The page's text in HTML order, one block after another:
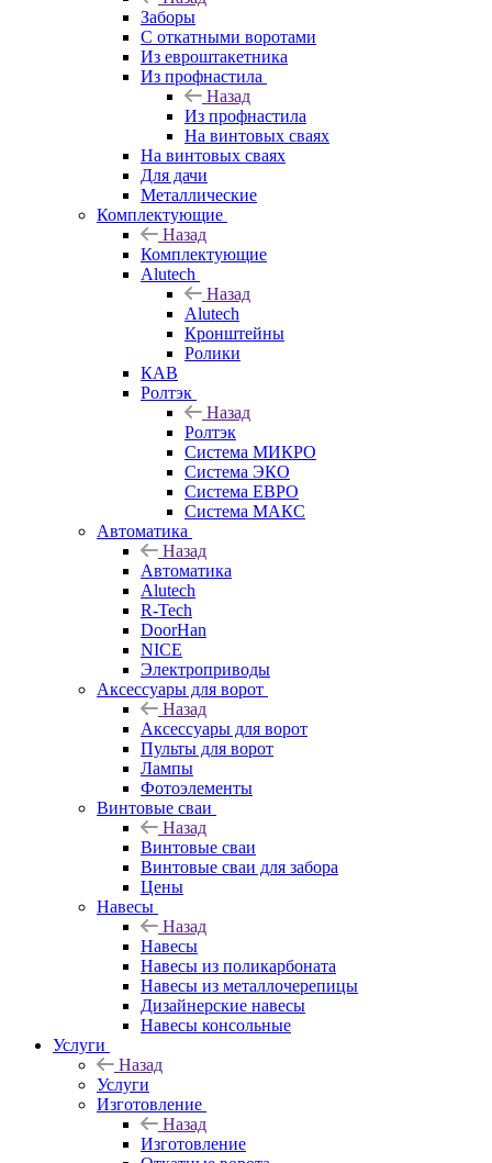
Заборы
C откатными воротами
Из евроштакетника
Из профнастила
Назад
Из профнастила
На винтовых сваях
На винтовых сваях
Для дачи
Металлические
Комплектующие
Назад
Комплектующие
Alutech
Назад
Alutech
Кронштейны
Ролики
КАВ
Ролтэк
Назад
Ролтэк
Система МИКРО
Система ЭКО
Система ЕВРО
Система МАКС
Автоматика
Назад
Автоматика
Alutech
R-Tech
DoorHan
NICE
Электроприводы
Аксессуары для ворот
Назад
Аксессуары для ворот
Пульты для ворот
Лампы
Фотоэлементы
Винтовые сваи
Назад
Винтовые сваи
Винтовые сваи для забора
Цены
Навесы
Назад
Навесы
Навесы из поликарбоната
Навесы из металлочерепицы
Дизайнерские навесы
Навесы консольные
Услуги
Назад
Услуги
Изготовление
Назад
Изготовление